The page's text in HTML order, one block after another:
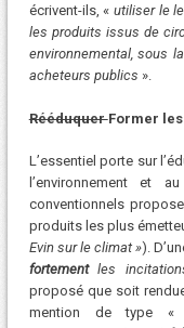
écrivent-ils, «utiliser le
les produits issus de
environnemental, sous
acheteurs publics ».
RééduquerFormer
L’essentiel porte sur
l’environnement et
conventionnels
produits les plus
Evin sur le climat »).
fortementles
proposé que soit
mention de type